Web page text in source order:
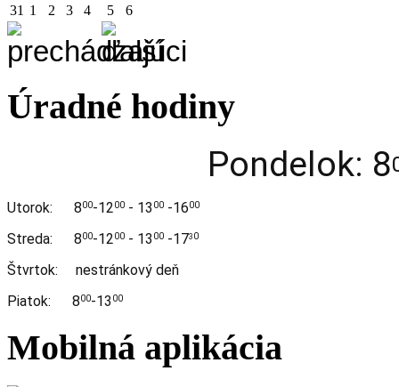
31 1 2 3 4 5 6
Úradné hodiny
Pondelok: 8
Utorok: 800-1200 - 13 00 -1600
Streda: 800-1200 - 13 00 -173 0
Štvrtok: nestránkový deň
Piatok: 800-13 00
Mobilná aplikácia